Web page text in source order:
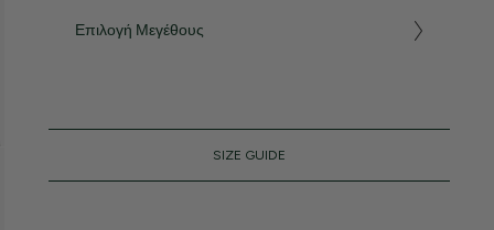
Επιλογή Μεγέθους
SIZE GUIDE